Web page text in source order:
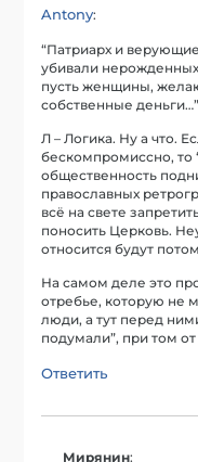
Antony:
“Патриарх и
убивали
пусть женщины,
собственные деньги…”
Л – Логика. Ну а что.
бескомпромиссно, то
общественность
православных
всё на свете
поносить Церковь.
относится будут
На самом деле это
отребье, которую не
люди, а тут перед
подумали”, при том
Ответить
Мирянин: